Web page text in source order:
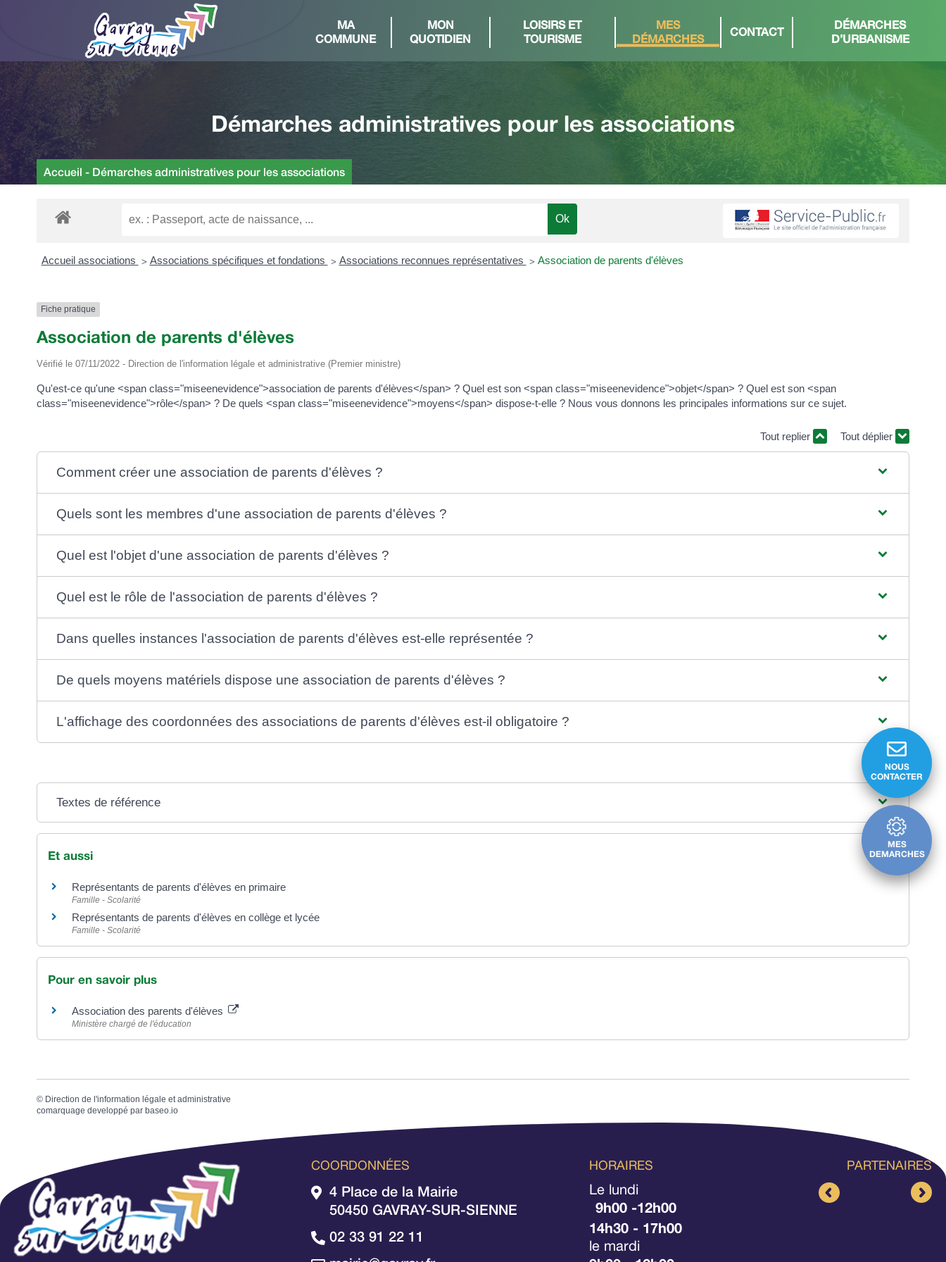
NOUS
CONTACTER
MES
DEMARCHES
MA
COMMUNE
MON
QUOTIDIEN
LOISIRS ET
TOURISME
MES
DÉMARCHES
CONTACT
DÉMARCHES
D’URBANISME
Démarches administratives pour les associations
Accueil - Démarches administratives pour les associations
Accueil associations > Associations spécifiques et fondations > Associations reconnues représentatives > Association de parents d'élèves
Fiche pratique
Association de parents d'élèves
Vérifié le 07/11/2022 - Direction de l'information légale et administrative (Premier ministre)
Qu'est-ce qu'une <span class="miseenevidence">association de parents d'élèves</span> ? Quel est son <span class="miseenevidence">objet</span> ? Quel est son <span
class="miseenevidence">rôle</span> ? De quels <span class="miseenevidence">moyens</span> dispose-t-elle ? Nous vous donnons les principales informations sur ce sujet.
Tout replier Tout déplier
Comment créer une association de parents d'élèves ?
Quels sont les membres d'une association de parents d'élèves ?
Quel est l'objet d'une association de parents d'élèves ?
Quel est le rôle de l'association de parents d'élèves ?
Dans quelles instances l'association de parents d'élèves est-elle représentée ?
De quels moyens matériels dispose une association de parents d'élèves ?
L'affichage des coordonnées des associations de parents d'élèves est-il obligatoire ?
Textes de référence
Et aussi
Représentants de parents d'élèves en primaire
Famille - Scolarité
Représentants de parents d'élèves en collège et lycée
Famille - Scolarité
Pour en savoir plus
Association des parents d'élèves
Ministère chargé de l'éducation
© Direction de l'information légale et administrative
comarquage developpé par baseo.io
COORDONNÉES
4 Place de la Mairie
50450 GAVRAY-SUR-SIENNE
02 33 91 22 11
HORAIRES
Le lundi
9h00 -12h00
14h30 - 17h00
le mardi
PARTENAIRES